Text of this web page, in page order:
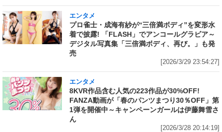
エンタメ
プロ雀士・成海有紗が“三倍満ボディ”を変形水
着で披露! 「FLASH」でアンコールグラビア～
デジタル写真集「三倍満ボディ、再び。」も発
売
[2026/3/29 23:54:27]
エンタメ
8KVR作品含む人気の223作品が30%OFF!
FANZA動画が「春のパンツまつり30％OFF」第
1弾を開催中～キャンペーンガールは伊藤舞雪さ
ん
[2026/3/28 20:14:19]